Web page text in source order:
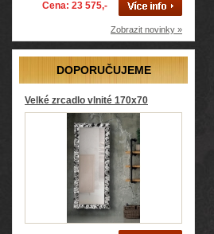
Cena: 23 575,-
Zobrazit novinky »
DOPORUČUJEME
Velké zrcadlo vlnité 170x70